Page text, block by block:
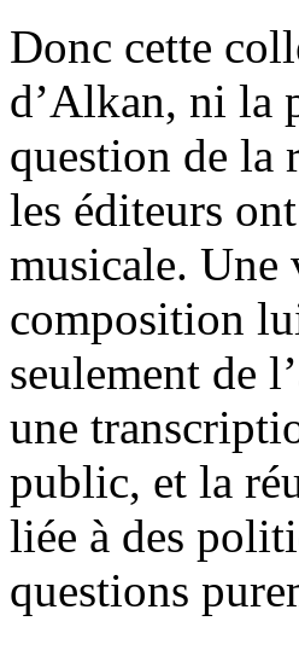
Donc cette
d’Alkan, ni la
question de la
les éditeurs
musicale. Une
composition
seulement de
une
public, et la
liée à des
questions